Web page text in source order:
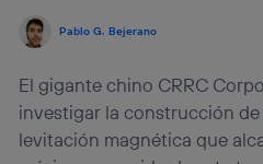
Pablo G. Bejerano
El gigante chino CRRC
investigar la construcción
levitación magnética que